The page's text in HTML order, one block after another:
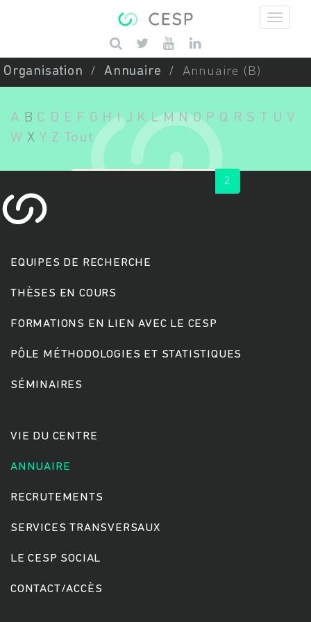
Saisissez vos mots-clés
Organisation Annuaire Annuaire (B)
A B C D E F G H I J K L M N O P Q R S T U V
W X Y Z Tout
2
EQUIPES DE RECHERCHE
THÈSES EN COURS
FORMATIONS EN LIEN AVEC LE CESP
PÔLE MÉTHODOLOGIES ET STATISTIQUES
SÉMINAIRES
VIE DU CENTRE
ANNUAIRE
RECRUTEMENTS
SERVICES TRANSVERSAUX
LE CESP SOCIAL
CONTACT/ACCÈS